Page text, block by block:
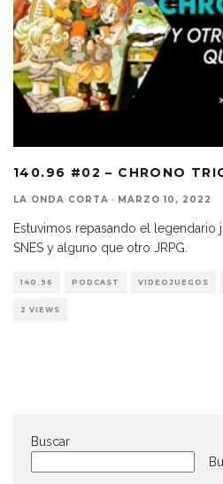
140.96 #02 – CHRONO
LA ONDA CORTA · MARZO 10, 2022
Estuvimos repasando el legendario
SNES y alguno que otro JRPG.
140.96 PODCAST VIDEOJUEGOS
2 VIEWS
Buscar